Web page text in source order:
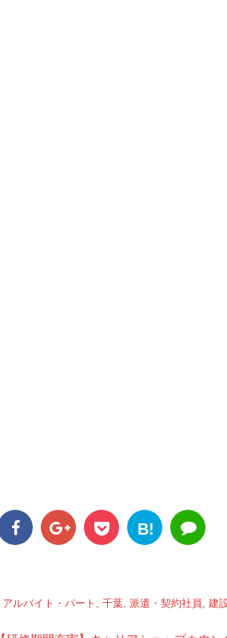
B!
アルバイト・パート 千葉 派遣・契約社員 建